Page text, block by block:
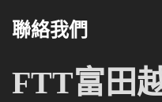
聯絡我們
FTT富田